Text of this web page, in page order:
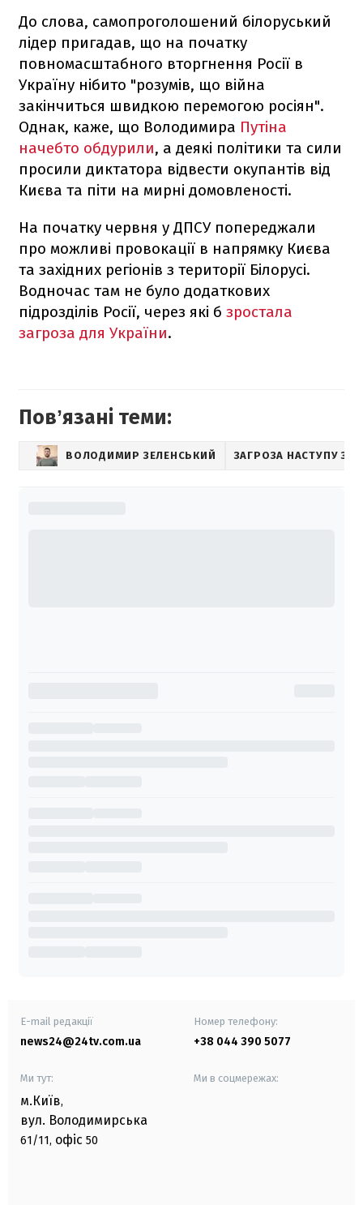
До слова, самопроголошений білоруський
лідер пригадав, що на початку
повномасштабного вторгнення Росії в
Україну нібито "розумів, що війна
закінчиться швидкою перемогою росіян".
Однак, каже, що Володимира Путіна
начебто обдурили, а деякі політики та сили
просили диктатора відвести окупантів від
Києва та піти на мирні домовленості.
На початку червня у ДПСУ попереджали
про можливі провокації в напрямку Києва
та західних регіонів з території Білорусі.
Водночас там не було додаткових
підрозділів Росії, через які б зростала
загроза для України.
Повʼязані теми:
ВОЛОДИМИР ЗЕЛЕНСЬКИЙ ЗАГРОЗА НАСТУПУ З
E-mail редакції
news24@24tv.com.ua
Номер телефону:
+38 044 390 5077
Ми тут:
м.Київ,
вул. Володимирська
61/11, офіс 50
Ми в соцмережах: